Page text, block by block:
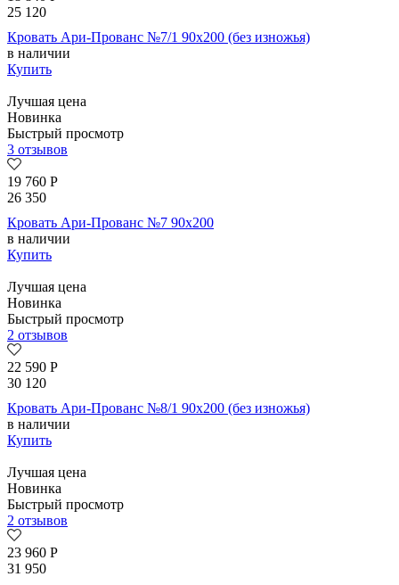
25 120
Кровать Ари-Прованс №7/1 90х200 (без изножья)
в наличии
Купить
Лучшая цена
Новинка
Быстрый просмотр
3 отзывов
19 760 Р
26 350
Кровать Ари-Прованс №7 90х200
в наличии
Купить
Лучшая цена
Новинка
Быстрый просмотр
2 отзывов
22 590 Р
30 120
Кровать Ари-Прованс №8/1 90х200 (без изножья)
в наличии
Купить
Лучшая цена
Новинка
Быстрый просмотр
2 отзывов
23 960 Р
31 950